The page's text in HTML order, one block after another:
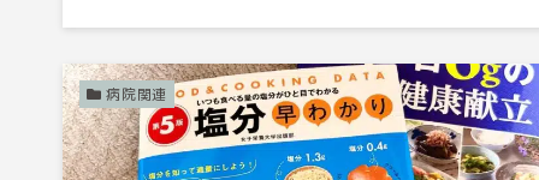
病院関連